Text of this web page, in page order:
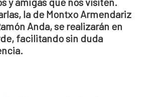
la de Montxo Armendariz
Anda, se realizarán en
facilitando sin duda